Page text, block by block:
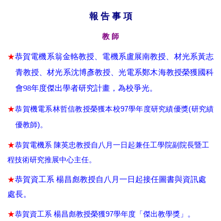
報 告 事 項
教 師
★恭賀電機系翁金輅教授、電機系盧展南教授、材光系黃志
青教授、材光系沈博彥教授、光電系鄭木海教授榮獲國科
會98年度傑出學者研究計畫，為校爭光。
★恭賀機電系林哲信教授榮獲本校97學年度研究績優獎(研究績
優教師)。
★恭賀電機系 陳英忠教授自八月一日起兼任工學院副院長暨工
程技術研究推展中心主任。
★恭賀資工系 楊昌彪教授自八月一日起接任圖書與資訊處
處長。
★恭賀資工系 楊昌彪教授榮獲97學年度「傑出教學獎」。